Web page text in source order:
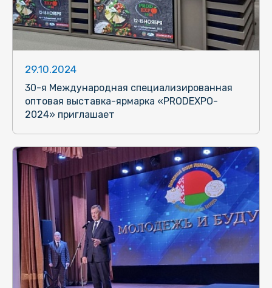
29.10.2024
30-я Международная специализированная
оптовая выставка-ярмарка «PRODEXPO-
2024» приглашает